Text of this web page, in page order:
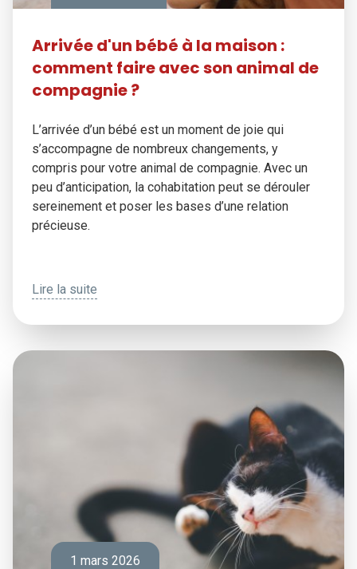
Arrivée d'un bébé à la maison :
comment faire avec son animal de
compagnie ?
L’arrivée d’un bébé est un moment de joie qui
s’accompagne de nombreux changements, y
compris pour votre animal de compagnie. Avec un
peu d’anticipation, la cohabitation peut se dérouler
sereinement et poser les bases d’une relation
précieuse.
Lire la suite
1 mars 2026